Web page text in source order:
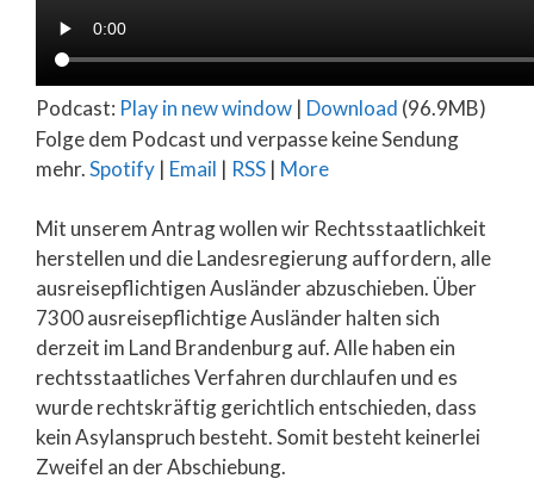
Podcast: Play in new window | Download (96.9MB)
Folge dem Podcast und verpasse keine Sendung
mehr.Spotify | Email | RSS | More
Mit unserem Antrag wollen wir Rechtsstaatlichkeit
herstellen und die Landesregierung auffordern, alle
ausreisepflichtigen Ausländer abzuschieben. Über
7300 ausreisepflichtige Ausländer halten sich
derzeit im Land Brandenburg auf. Alle haben ein
rechtsstaatliches Verfahren durchlaufen und es
wurde rechtskräftig gerichtlich entschieden, dass
kein Asylanspruch besteht. Somit besteht keinerlei
Zweifel an der Abschiebung.